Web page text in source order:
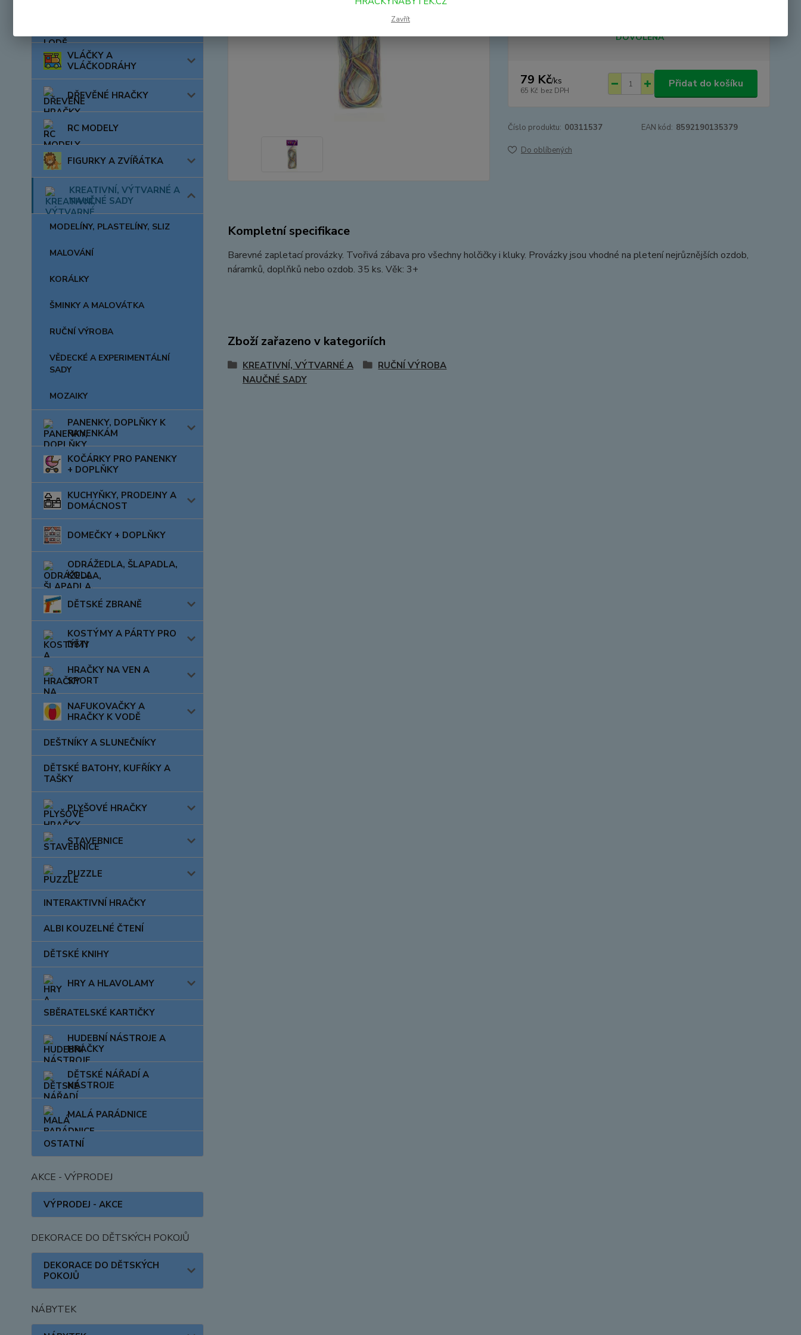
VLÁČKY A
VLÁČKODRÁHY
DŘEVĚNÉ HRAČKY
RC MODELY
FIGURKY A ZVÍŘÁTKA
KREATIVNÍ, VÝTVARNÉ A
NAUČNÉ SADY
MODELÍNY, PLASTELÍNY, SLIZ
MALOVÁNÍ
KORÁLKY
ŠMINKY A MALOVÁTKA
RUČNÍ VÝROBA
VĚDECKÉ A EXPERIMENTÁLNÍ
SADY
MOZAIKY
PANENKY, DOPLŇKY K
PANENKÁM
KOČÁRKY PRO PANENKY
+ DOPLŇKY
KUCHYŇKY, PRODEJNY A
DOMÁCNOST
DOMEČKY + DOPLŇKY
ODRÁŽEDLA, ŠLAPADLA,
KOLA
DĚTSKÉ ZBRANĚ
KOSTÝMY A PÁRTY PRO
DĚTI
HRAČKY NA VEN A
SPORT
NAFUKOVAČKY A
HRAČKY K VODĚ
DEŠTNÍKY A SLUNEČNÍKY
DĚTSKÉ BATOHY, KUFŘÍKY A
TAŠKY
PLYŠOVÉ HRAČKY
STAVEBNICE
PUZZLE
INTERAKTIVNÍ HRAČKY
ALBI KOUZELNÉ ČTENÍ
DĚTSKÉ KNIHY
HRY A HLAVOLAMY
SBĚRATELSKÉ KARTIČKY
HUDEBNÍ NÁSTROJE A
HRAČKY
DĚTSKÉ NÁŘADÍ A
NÁSTROJE
MALÁ PARÁDNICE
OSTATNÍ
AKCE - VÝPRODEJ
VÝPRODEJ - AKCE
DEKORACE DO DĚTSKÝCH POKOJŮ
DEKORACE DO DĚTSKÝCH
POKOJŮ
NÁBYTEK
DOVOLENÁ
79 Kč/ks
65 Kč bez DPH
Přidat do košíku
Číslo produktu: 00311537 EAN kód: 8592190135379
Do oblíbených
Kompletní specifikace
Barevné zapletací provázky. Tvořivá zábava pro všechny holčičky i kluky. Provázky jsou vhodné na pletení nejrůznějších ozdob,
náramků, doplňků nebo ozdob. 35 ks. Věk: 3+
Zboží zařazeno v kategoriích
KREATIVNÍ, VÝTVARNÉ A
NAUČNÉ SADY
RUČNÍ VÝROBA
Zavřít